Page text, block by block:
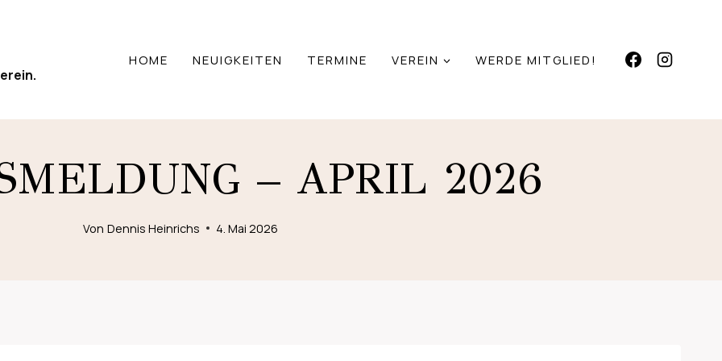
HOME NEUIGKEITEN TERMINE VEREIN WERDE MITGLIED!
– APRIL 2026
Von Dennis Heinrichs 4. Mai 2026